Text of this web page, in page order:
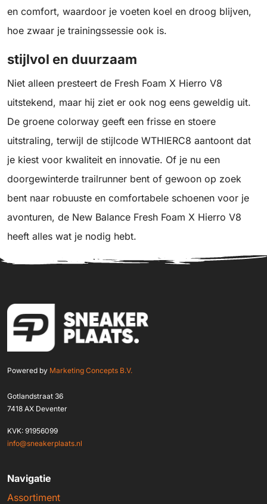
en comfort, waardoor je voeten koel en droog blijven,
hoe zwaar je trainingssessie ook is.
stijlvol en duurzaam
Niet alleen presteert de Fresh Foam X Hierro V8
uitstekend, maar hij ziet er ook nog eens geweldig uit.
De groene colorway geeft een frisse en stoere
uitstraling, terwijl de stijlcode WTHIERC8 aantoont dat
je kiest voor kwaliteit en innovatie. Of je nu een
doorgewinterde trailrunner bent of gewoon op zoek
bent naar robuuste en comfortabele schoenen voor je
avonturen, de New Balance Fresh Foam X Hierro V8
heeft alles wat je nodig hebt.
Powered by Marketing Concepts B.V.
Gotlandstraat 36
7418 AX Deventer
KVK: 91956099
info@sneakerplaats.nl
Navigatie
Assortiment